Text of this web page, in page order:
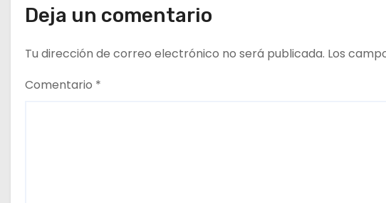
r
a
d
Deja un comentario
Tu dirección de correo electrónico no será publicada. Los
Comentario *